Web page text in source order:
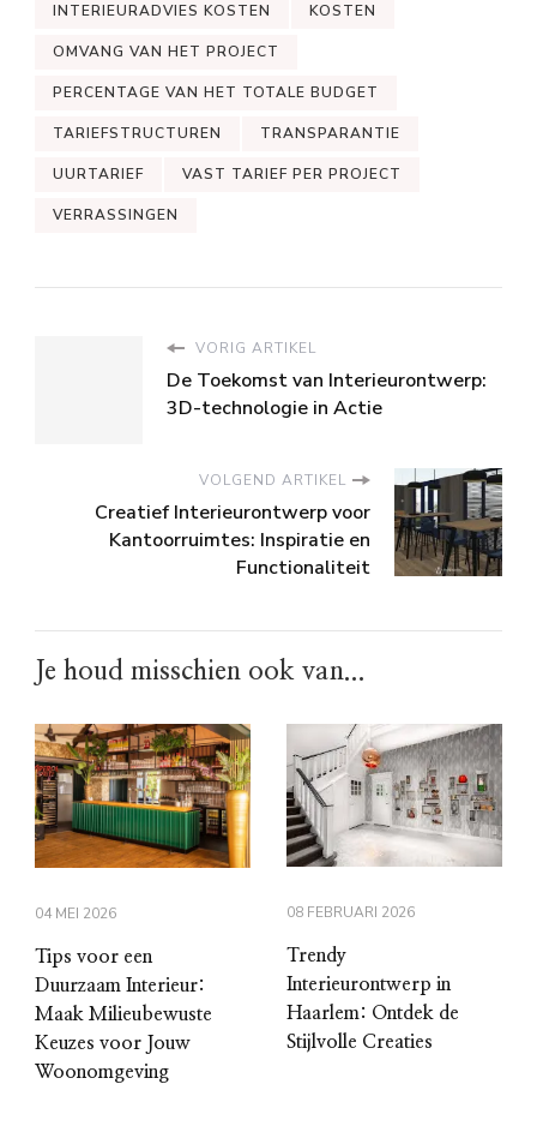
INTERIEURADVIES KOSTEN KOSTEN
OMVANG VAN HET PROJECT
PERCENTAGE VAN HET TOTALE BUDGET
TARIEFSTRUCTUREN TRANSPARANTIE
UURTARIEF VAST TARIEF PER PROJECT
VERRASSINGEN
VORIG ARTIKEL
De Toekomst van Interieurontwerp:
3D-technologie in Actie
VOLGEND ARTIKEL
Creatief Interieurontwerp voor
Kantoorruimtes: Inspiratie en
Functionaliteit
Je houd misschien ook van...
04 MEI 2026
Tips voor een
Duurzaam Interieur:
Maak Milieubewuste
Keuzes voor Jouw
Woonomgeving
08 FEBRUARI 2026
Trendy
Interieurontwerp in
Haarlem: Ontdek de
Stijlvolle Creaties